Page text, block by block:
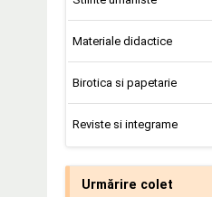
Materiale didactice
Birotica si papetarie
Reviste si integrame
Urmărire colet